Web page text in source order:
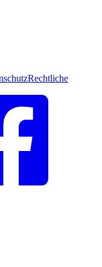
Rechtliche